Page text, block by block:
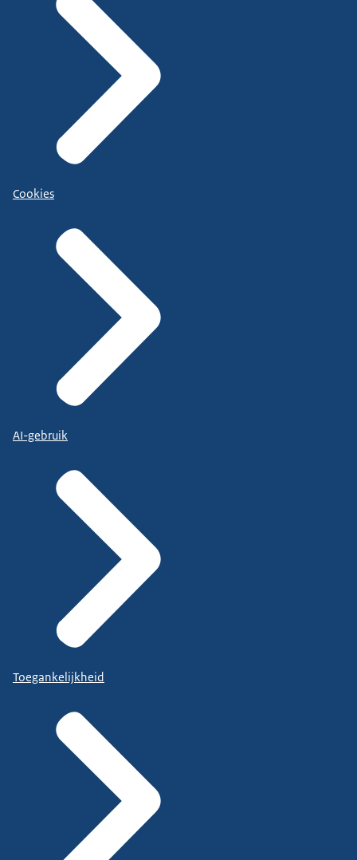
Cookies
AI-gebruik
Toegankelijkheid